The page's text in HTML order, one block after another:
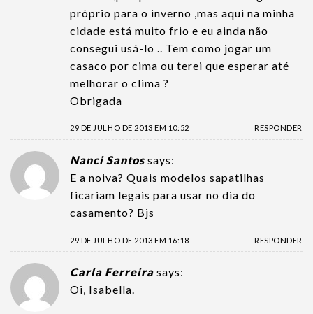
próprio para o inverno ,mas aqui na minha
cidade está muito frio e eu ainda não
consegui usá-lo .. Tem como jogar um
casaco por cima ou terei que esperar até
melhorar o clima ?
Obrigada
29 DE JULHO DE 2013 EM 10:52 RESPONDER
Nanci Santos says:
E a noiva? Quais modelos sapatilhas
ficariam legais para usar no dia do
casamento? Bjs
29 DE JULHO DE 2013 EM 16:18 RESPONDER
Carla Ferreira says:
Oi, Isabella.